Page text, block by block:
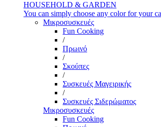
HOUSEHOLD & GARDEN
You can simply choose any color for your
Μικροσυσκευές
Fun Cooking
/
Πρωινό
/
Σκούπες
/
Συσκευές Μαγειρικής
/
Συσκευές Σιδερώματος
Μικροσυσκευές
Fun Cooking